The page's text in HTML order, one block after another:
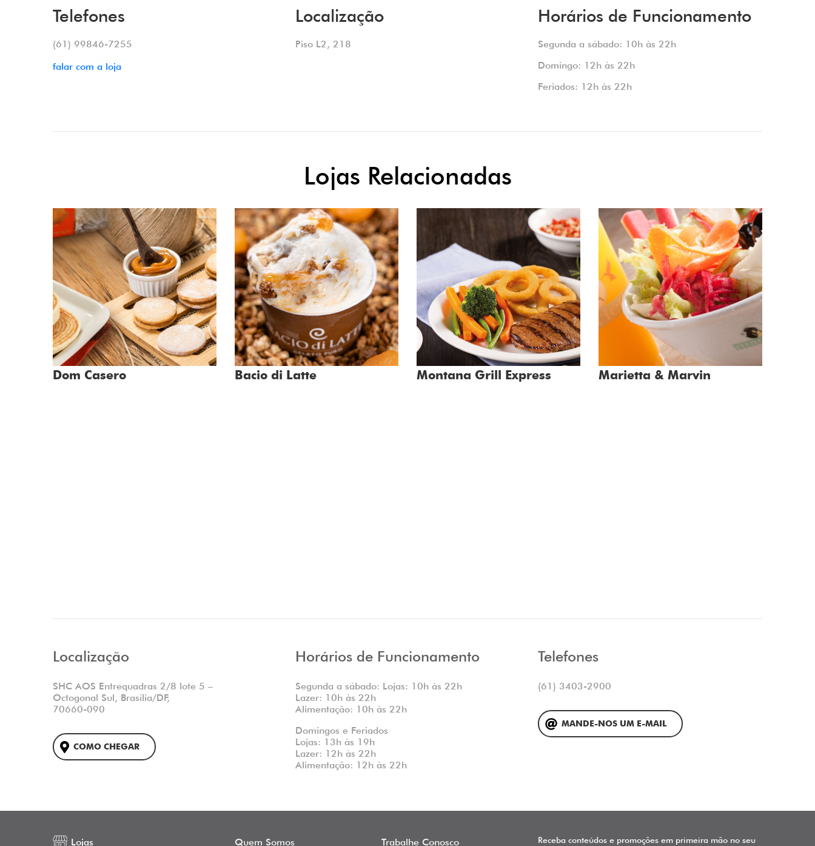
Telefones
(61) 99846-7255
falar com a loja
Localização
Piso L2, 218
Horários de Funcionamento
Segunda a sábado: 10h às 22h
Domingo: 12h às 22h
Feriados: 12h às 22h
Lojas Relacionadas
Dom Casero Bacio di Latte Montana Grill Express Marietta & Marvin
Localização
SHC AOS Entrequadras 2/8 lote 5 –
Octogonal Sul, Brasília/DF,
70660-090
COMO CHEGAR
Horários de Funcionamento
Segunda a sábado: Lojas: 10h às 22h
Lazer: 10h às 22h
Alimentação: 10h às 22h
Domingos e Feriados
Lojas: 13h às 19h
Lazer: 12h às 22h
Alimentação: 12h às 22h
Telefones
(61) 3403-2900
MANDE-NOS UM E-MAIL
Lojas Quem Somos Trabalhe Conosco
Receba conteúdos e promoções em primeira mão no seu